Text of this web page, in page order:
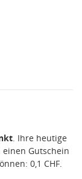
. Ihre heutige
Gutschein
0,1 CHF.